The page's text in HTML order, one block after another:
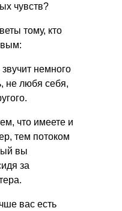
чувств?
тому, кто
немного
не любя себя,
что имеете и
тем потоком
вы
за
вас есть